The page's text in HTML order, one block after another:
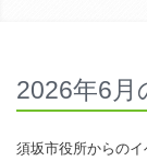
2026年6月
須坂市役所からのイ